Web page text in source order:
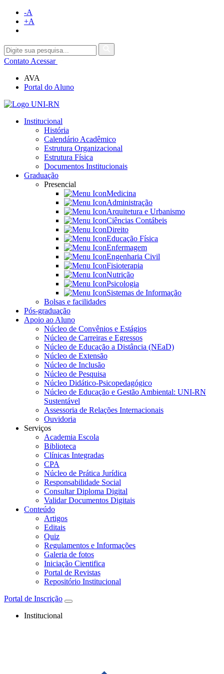
-A
+A
Contato Acessar
AVA
Portal do Aluno
Institucional
História
Calendário Acadêmico
Estrutura Organizacional
Estrutura Física
Documentos Institucionais
Graduação
Presencial
Medicina
Administração
Arquitetura e Urbanismo
Ciências Contábeis
Direito
Educação Física
Enfermagem
Engenharia Civil
Fisioterapia
Nutrição
Psicologia
Sistemas de Informação
Bolsas e facilidades
Pós-graduação
Apoio ao Aluno
Núcleo de Convênios e Estágios
Núcleo de Carreiras e Egressos
Núcleo de Educação a Distância (NEaD)
Núcleo de Extensão
Núcleo de Inclusão
Núcleo de Pesquisa
Núcleo Didático-Psicopedagógico
Núcleo de Educação e Gestão Ambiental: UNI-RN
Sustentável
Assessoria de Relações Internacionais
Ouvidoria
Serviços
Academia Escola
Biblioteca
Clínicas Integradas
CPA
Núcleo de Prática Jurídica
Responsabilidade Social
Consultar Diploma Digital
Validar Documentos Digitais
Conteúdo
Artigos
Editais
Quiz
Regulamentos e Informações
Galeria de fotos
Iniciação Cientifica
Portal de Revistas
Repositório Institucional
Portal de Inscrição
Institucional